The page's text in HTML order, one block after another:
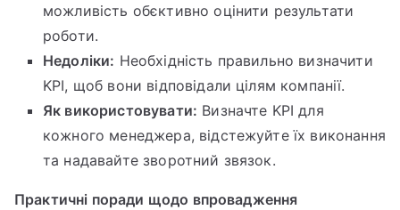
можливість обєктивно оцінити результати
роботи.
Недоліки: Необхідність правильно визначити
KPI, щоб вони відповідали цілям компанії.
Як використовувати: Визначте KPI для
кожного менеджера, відстежуйте їх виконання
та надавайте зворотний звязок.
Практичні поради щодо впровадження